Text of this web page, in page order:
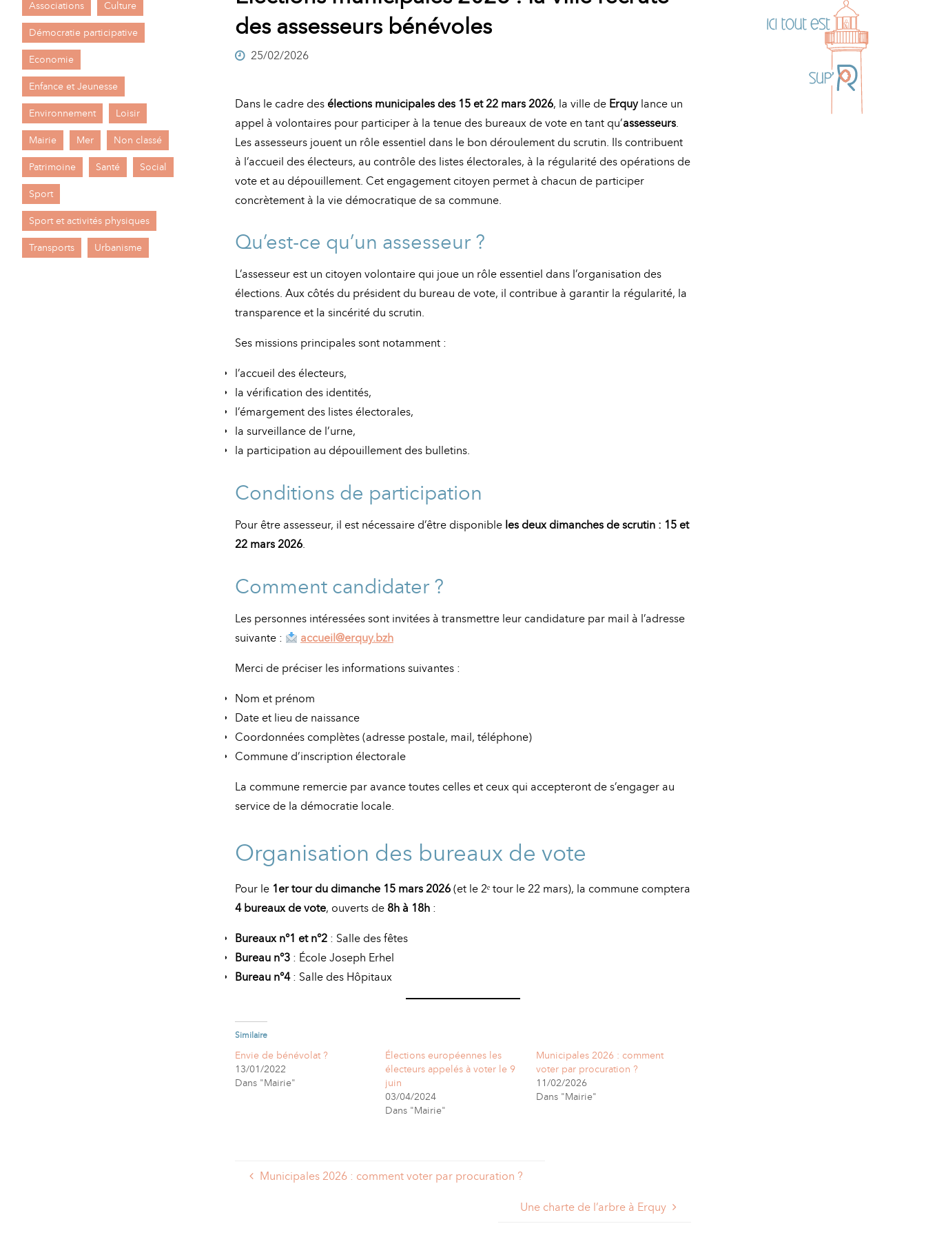
des assesseurs bénévoles
25/02/2026
Dans le cadre des élections municipales des 15 et 22 mars 2026, la ville de Erquylance un
appel à volontaires pour participer à la tenue des bureaux de vote en tant qu’assesseurs.
Les assesseurs jouent un rôle essentiel dans le bon déroulement du scrutin. Ils contribuent
à l’accueil des électeurs, au contrôle des listes électorales, à la régularité des opérations de
vote et au dépouillement. Cet engagement citoyen permet à chacun de participer
concrètement à la vie démocratique de sa commune.
Qu’est-ce qu’un assesseur ?
L’assesseur est un citoyen volontaire qui joue un rôle essentiel dans l’organisation des
élections. Aux côtés du président du bureau de vote, il contribue à garantir la régularité, la
transparence et la sincérité du scrutin.
Ses missions principales sont notamment :
l’accueil des électeurs,
la vérification des identités,
l’émargement des listes électorales,
la surveillance de l’urne,
la participation au dépouillement des bulletins.
Conditions de participation
Pour être assesseur, il est nécessaire d’être disponible les deux dimanches de scrutin : 15 et
22 mars 2026.
Comment candidater ?
Les personnes intéressées sont invitées à transmettre leur candidature par mail à l’adresse
suivante :
accueil@erquy.bzh
Merci de préciser les informations suivantes :
Nom et prénom
Date et lieu de naissance
Coordonnées complètes (adresse postale, mail, téléphone)
Commune d’inscription électorale
La commune remercie par avance toutes celles et ceux qui accepteront de s’engager au
service de la démocratie locale.
Organisation des bureaux de vote
Pour le 1er tour du dimanche 15 mars 2026(et le 2ᵉ tour le 22 mars), la commune comptera
4 bureaux de vote, ouverts de 8h à 18h:
Bureaux n°1 et n°2: Salle des fêtes
Bureau n°3: École Joseph Erhel
Bureau n°4: Salle des Hôpitaux
Similaire
Envie de bénévolat ?
13/01/2022
Dans "Mairie"
Élections européennes les
électeurs appelés à voter le 9
juin
03/04/2024
Dans "Mairie"
Municipales 2026 : comment
voter par procuration ?
11/02/2026
Dans "Mairie"
Municipales 2026 : comment voter par procuration ?
Une charte de l’arbre à Erquy
Associations Culture
Démocratie participative
Economie
Enfance et Jeunesse
Environnement Loisir
Mairie Mer Non classé
Patrimoine Santé Social
Sport
Sport et activités physiques
Transports Urbanisme